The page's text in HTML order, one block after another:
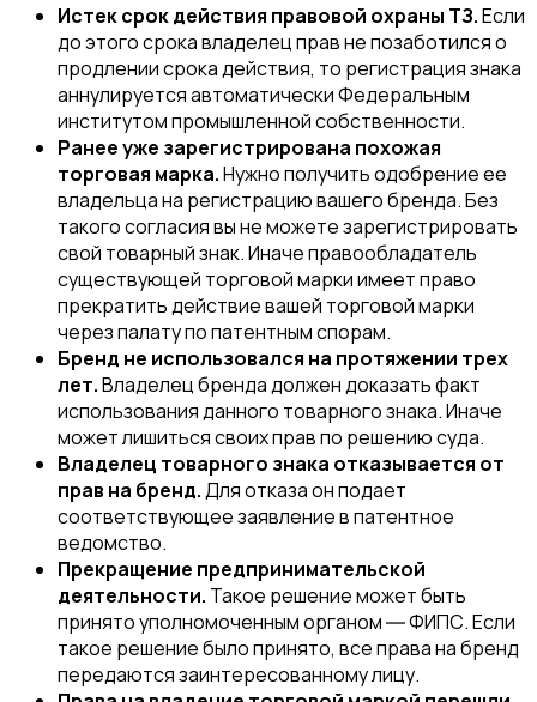
Истек срок действия правовой охраны ТЗ.Если
до этого срока владелец прав не позаботился о
продлении срока действия, то регистрация знака
аннулируется автоматически Федеральным
институтом промышленной собственности.
Ранее уже зарегистрирована похожая
торговая марка.Нужно получить одобрение ее
владельца на регистрацию вашего бренда. Без
такого согласия вы не можете зарегистрировать
свой товарный знак. Иначе правообладатель
существующей торговой марки имеет право
прекратить действие вашей торговой марки
через палату по патентным спорам.
Бренд не использовался на протяжении трех
лет.Владелец бренда должен доказать факт
использования данного товарного знака. Иначе
может лишиться своих прав по решению суда.
Владелец товарного знака отказывается от
прав на бренд.Для отказа он подает
соответствующее заявление в патентное
ведомство.
Прекращение предпринимательской
деятельности. Такое решение может быть
принято уполномоченным органом ― ФИПС. Если
такое решение было принято, все права на бренд
передаются заинтересованному лицу.